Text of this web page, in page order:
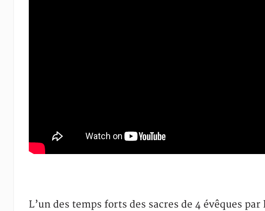
L’un des temps forts des sacres de 4 évêques